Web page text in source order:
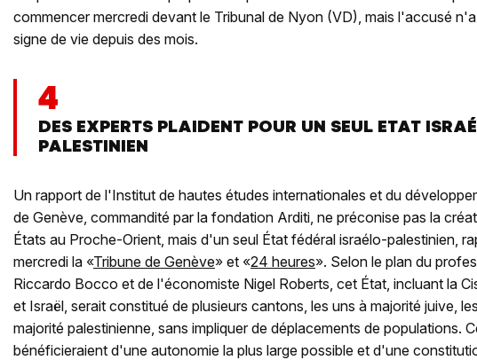
commencer mercredi devant le Tribunal de Nyon (VD), mais l'accusé
signe de vie depuis des mois.
4
DES EXPERTS PLAIDENT POUR UN SEUL ETAT
PALESTINIEN
Un rapport de l'Institut de hautes études internationales et du
de Genève, commandité par la fondation Arditi, ne préconise pas la
États au Proche-Orient, mais d'un seul État fédéral israélo-palestinien,
mercredi la «Tribune de Genève» et «24 heures». Selon le plan du
Riccardo Bocco et de l'économiste Nigel Roberts, cet État, incluant la
et Israël, serait constitué de plusieurs cantons, les uns à majorité juive,
majorité palestinienne, sans impliquer de déplacements de populations.
bénéficieraient d'une autonomie la plus large possible et d'une